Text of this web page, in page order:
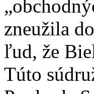
zneužila
ľud, že
Túto